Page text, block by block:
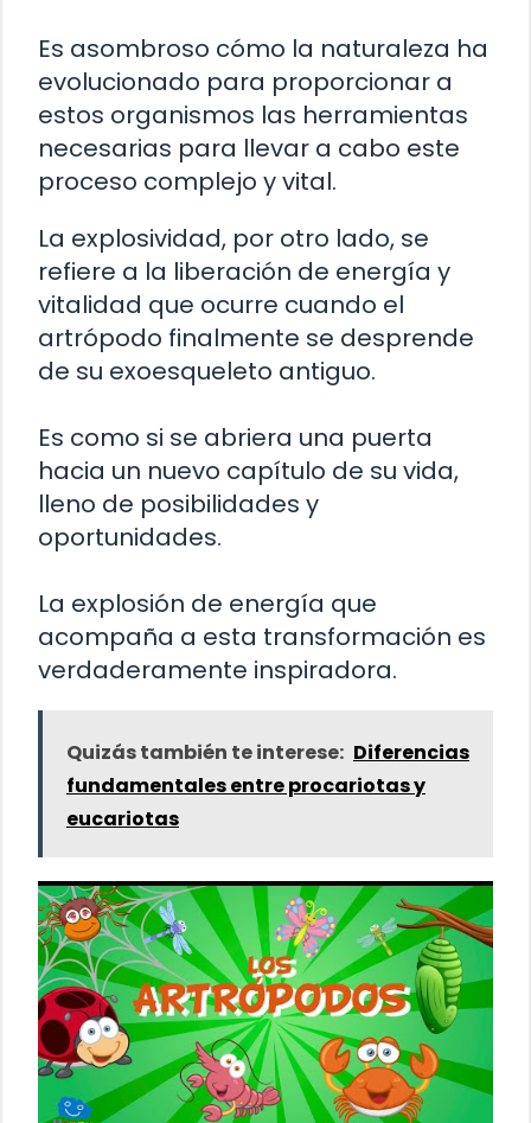
Es asombroso cómo la naturaleza ha
evolucionado para proporcionar a
estos organismos las herramientas
necesarias para llevar a cabo este
proceso complejo y vital.
La explosividad, por otro lado, se
refiere a la liberación de energía y
vitalidad que ocurre cuando el
artrópodo finalmente se desprende
de su exoesqueleto antiguo.
Es como si se abriera una puerta
hacia un nuevo capítulo de su vida,
lleno de posibilidades y
oportunidades.
La explosión de energía que
acompaña a esta transformación es
verdaderamente inspiradora.
Quizás también te interese: Diferencias
fundamentales entre procariotas y
eucariotas